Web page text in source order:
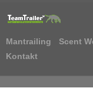
Mantrailing Scent
Kontakt